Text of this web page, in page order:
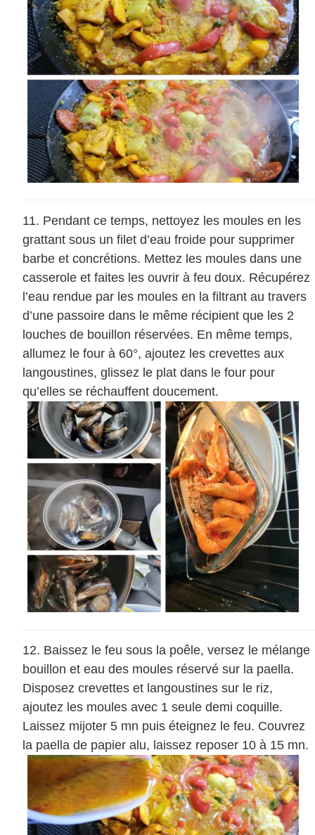
Pendant ce temps, nettoyez les moules en les
grattant sous un filet d’eau froide pour supprimer
barbe et concrétions. Mettez les moules dans une
casserole et faites les ouvrir à feu doux. Récupérez
l’eau rendue par les moules en la filtrant au travers
d’une passoire dans le même récipient que les 2
louches de bouillon réservées. En même temps,
allumez le four à 60°, ajoutez les crevettes aux
langoustines, glissez le plat dans le four pour
qu’elles se réchauffent doucement.
Baissez le feu sous la poêle, versez le mélange
bouillon et eau des moules réservé sur la paella.
Disposez crevettes et langoustines sur le riz,
ajoutez les moules avec 1 seule demi coquille.
Laissez mijoter 5 mn puis éteignez le feu. Couvrez
la paella de papier alu, laissez reposer 10 à 15 mn.